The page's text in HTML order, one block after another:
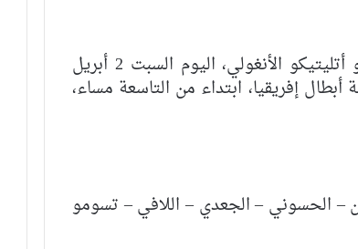
يستقبل فريق الوداد الرياضي لكرة القدم، نظيره بيترو أتليتيكو الأنغولي، اليوم السبت 2 أبريل
إفريقيا، ابتداء من التاسعة مساء،
– الحسوني – الجعدي – اللافي – تسومو